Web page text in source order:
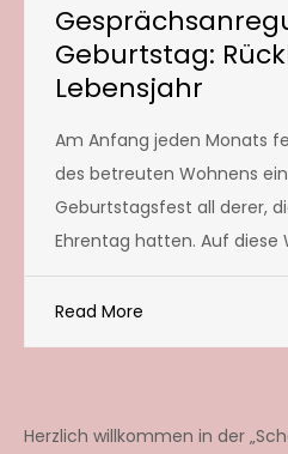
Geburtstag:
Lebensjahr
Am Anfang jeden Monats
des betreuten Wohnens
Geburtstagsfest all derer,
Ehrentag hatten. Auf diese
Read More
Herzlich willkommen in der